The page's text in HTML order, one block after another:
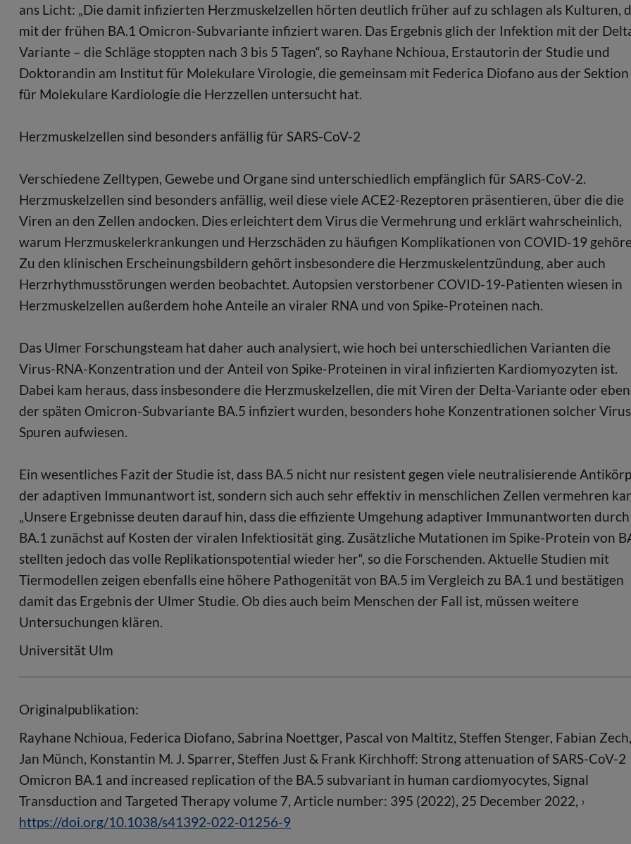
ans Licht: „Die damit infizierten Herzmuskelzellen hörten deutlich früher auf zu schlagen als Kulturen,
mit der frühen BA.1 Omicron-Subvariante infiziert waren. Das Ergebnis glich der Infektion mit der
Variante – die Schläge stoppten nach 3 bis 5 Tagen“, so Rayhane Nchioua, Erstautorin der Studie und
Doktorandin am Institut für Molekulare Virologie, die gemeinsam mit Federica Diofano aus der Sektion
für Molekulare Kardiologie die Herzzellen untersucht hat.
Herzmuskelzellen sind besonders anfällig für SARS-CoV-2
Verschiedene Zelltypen, Gewebe und Organe sind unterschiedlich empfänglich für SARS-CoV-2.
Herzmuskelzellen sind besonders anfällig, weil diese viele ACE2-Rezeptoren präsentieren, über die die
Viren an den Zellen andocken. Dies erleichtert dem Virus die Vermehrung und erklärt wahrscheinlich,
warum Herzmuskelerkrankungen und Herzschäden zu häufigen Komplikationen von COVID-19
Zu den klinischen Erscheinungsbildern gehört insbesondere die Herzmuskelentzündung, aber auch
Herzrhythmusstörungen werden beobachtet. Autopsien verstorbener COVID-19-Patienten wiesen in
Herzmuskelzellen außerdem hohe Anteile an viraler RNA und von Spike-Proteinen nach.
Das Ulmer Forschungsteam hat daher auch analysiert, wie hoch bei unterschiedlichen Varianten die
Virus-RNA-Konzentration und der Anteil von Spike-Proteinen in viral infizierten Kardiomyozyten ist.
Dabei kam heraus, dass insbesondere die Herzmuskelzellen, die mit Viren der Delta-Variante oder eben
der späten Omicron-Subvariante BA.5 infiziert wurden, besonders hohe Konzentrationen solcher
Spuren aufwiesen.
Ein wesentliches Fazit der Studie ist, dass BA.5 nicht nur resistent gegen viele neutralisierende
der adaptiven Immunantwort ist, sondern sich auch sehr effektiv in menschlichen Zellen vermehren
„Unsere Ergebnisse deuten darauf hin, dass die effiziente Umgehung adaptiver Immunantworten durch
BA.1 zunächst auf Kosten der viralen Infektiosität ging. Zusätzliche Mutationen im Spike-Protein von
stellten jedoch das volle Replikationspotential wieder her“, so die Forschenden. Aktuelle Studien mit
Tiermodellen zeigen ebenfalls eine höhere Pathogenität von BA.5 im Vergleich zu BA.1 und bestätigen
damit das Ergebnis der Ulmer Studie. Ob dies auch beim Menschen der Fall ist, müssen weitere
Untersuchungen klären.
Universität Ulm
Originalpublikation:
Rayhane Nchioua, Federica Diofano, Sabrina Noettger, Pascal von Maltitz, Steffen Stenger, Fabian Zech,
Jan Münch, Konstantin M. J. Sparrer, Steffen Just & Frank Kirchhoff: Strong attenuation of SARS-CoV-2
Omicron BA.1 and increased replication of the BA.5 subvariant in human cardiomyocytes, Signal
Transduction and Targeted Therapy volume 7, Article number: 395 (2022), 25 December 2022,
https://doi.org/10.1038/s41392-022-01256-9